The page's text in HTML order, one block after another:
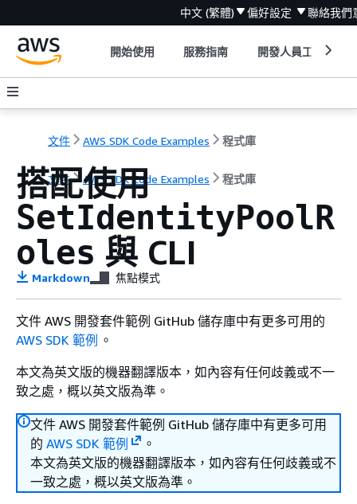
中文 (繁體) 偏好設定 聯絡我們
開始使用 服務指南 開發人員工具
文件 AWS SDK Code Examples 程式庫
文件 AWS SDK Code Examples 程式庫
搭配使用
SetIdentityPoolR
oles 與 CLI
Markdown 焦點模式
文件 AWS 開發套件範例 GitHub 儲存庫中有更多可用的
AWS SDK 範例 。
本文為英文版的機器翻譯版本，如內容有任何歧義或不一
致之處，概以英文版為準。
文件 AWS 開發套件範例 GitHub 儲存庫中有更多可用
的 AWS SDK 範例
。
本文為英文版的機器翻譯版本，如內容有任何歧義或不
一致之處，概以英文版為準。